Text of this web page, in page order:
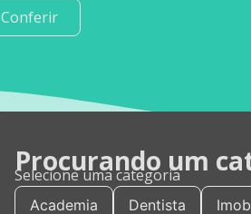
Conferir
Procurando um
Selecione uma categoria
Academia Dentista